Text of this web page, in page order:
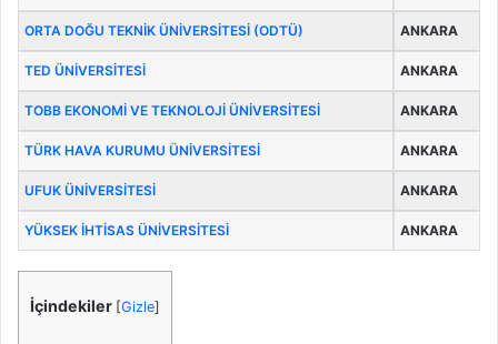
ORTA DOĞU TEKNİK ÜNİVERSİTESİ (ODTÜ) ANKARA
TED ÜNİVERSİTESİ ANKARA
TOBB EKONOMİ VE TEKNOLOJİ ÜNİVERSİTESİ ANKARA
TÜRK HAVA KURUMU ÜNİVERSİTESİ ANKARA
UFUK ÜNİVERSİTESİ ANKARA
YÜKSEK İHTİSAS ÜNİVERSİTESİ ANKARA
İçindekiler [Gizle]